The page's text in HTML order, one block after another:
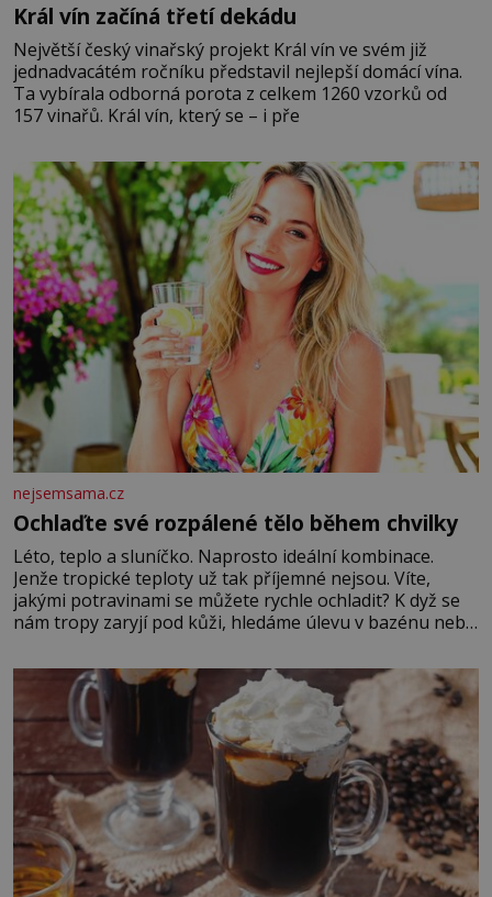
Král vín začíná třetí dekádu
Největší český vinařský projekt Král vín ve svém již
jednadvacátém ročníku představil nejlepší domácí vína.
Ta vybírala odborná porota z celkem 1260 vzorků od
157 vinařů. Král vín, který se – i pře
nejsemsama.cz
Ochlaďte své rozpálené tělo během chvilky
Léto, teplo a sluníčko. Naprosto ideální kombinace.
Jenže tropické teploty už tak příjemné nejsou. Víte,
jakými potravinami se můžete rychle ochladit? K dyž se
nám tropy zaryjí pod kůži, hledáme úlevu v bazénu nebo
blízkosti. Nemusíte však zoufat. Pokud budete mít
promyšlený jídelníček, žadné pařáky si na vás